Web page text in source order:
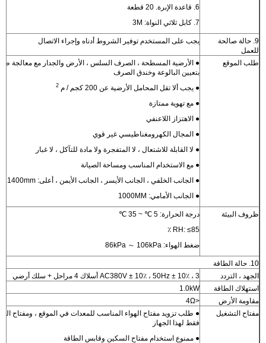
6. قاعدة الإبرة. 20 قطعة
7. كابل ثلاثي النواة: 3M
9. حالة صالحة
للعمل
يجب على المستخدم توفير الشروط أدناه وإجراء الاتصال
طلب الموقع
● الأرضية المسطحة ، الصرف السلس ، الأرض والجدار مع معالجة
بتعيين البالوعة وخندق الصرف
● يجب ألا تقل المحامل الأرضية عن 200 كجم / م
2
● مع تهوية ممتازة
● الاهتزاز اللاعنفي
● المجال الكهرومغناطيسي غير قوي
● لا القابلة للاشتعال ، لا المتفجرة ولا مادة للتآكل ، لا غبار
● مع الاستخدام المناسب ومساحة الصيانة
● الجانب الخلفي ، الجانب الأيسر ، الجانب الأيمن ، أعلى: 1400mm
● الجانب الأمامي: 1000MM
ظروف البيئة
درجة الحرارة: 5 ℃ ~ 35 ℃
RH: ≤85 ٪
ضغط الهواء: 86kPa ～ 106kPa
10. حالة الطاقة
الجهد ، التردد
AC380V ± 10٪ ، 50Hz ± 10٪ ، 3 أسلاك 4 مراحل + سلك أرضي
استهلاك الطاقة
1.0kW
مقاومة الأرض
<4Ω
مفتاح التشغيل
● طلب تزويد مفتاح الهواء المناسب للمعدات في الموقع ، ومفتاح
فقط لهذا الجهاز
● ممنوع استخدام مفتاح السكين وقابس الطاقة